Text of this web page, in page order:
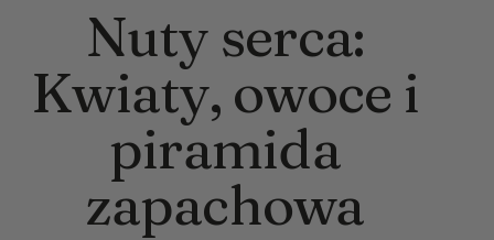
Nuty serca:
Kwiaty, owoce i
piramida
zapachowa